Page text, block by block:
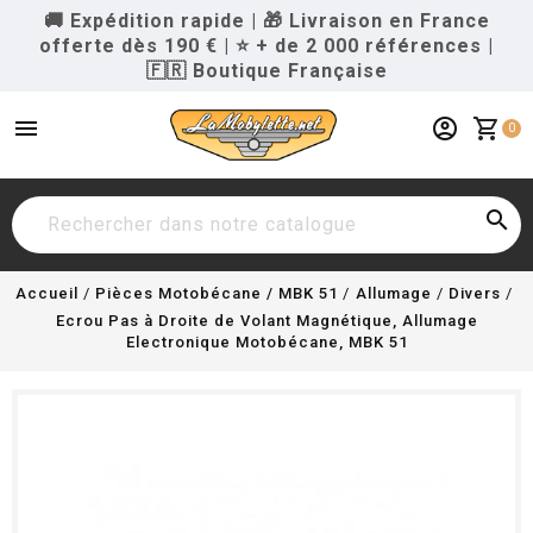
🚚 Expédition rapide | 🎁 Livraison en France
offerte dès 190 € | ⭐ + de 2 000 références |
🇫🇷 Boutique Française
menu shopping_cart 0
account_circle

Accueil Pièces Motobécane / MBK 51 Allumage
Divers
Ecrou Pas à Droite de Volant Magnétique, Allumage
Electronique Motobécane, MBK 51